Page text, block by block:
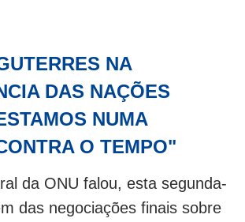
NA
DAS NAÇÕES
NUMA
O TEMPO"
da ONU falou, esta segunda-
das negociações finais sobre